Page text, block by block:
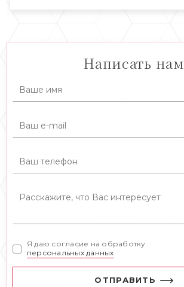
Написать нам
Я даю согласие на обработку
персональных данных
ОТПРАВИТЬ